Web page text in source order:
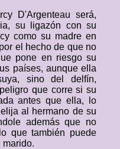
D'Argenteau será,
su ligazón con su
como su madre en
el hecho de que no
pone en riesgo su
países, aunque ella
sino del delfín,
que corre si su
antes que ella, lo
al hermano de su
además que no
que también puede
marido.